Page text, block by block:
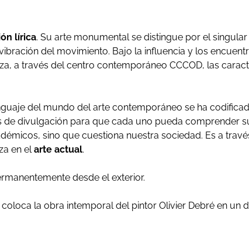
lírica. Su arte monumental se distingue por el singular
del movimiento. Bajo la influencia y los
a través del centro contemporáneo CCCOD, las
del mundo del arte contemporáneo se ha
divulgación para que cada uno pueda comprender
sino que cuestiona nuestra sociedad. Es a
en elarte actual.
desde el exterior.
coloca la obra intemporal del pintor Olivier Debré en un